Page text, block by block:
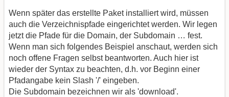
Wenn später das erstellte Paket installiert wird, müssen
auch die Verzeichnispfade eingerichtet werden. Wir legen
jetzt die Pfade für die Domain, der Subdomain … fest.
Wenn man sich folgendes Beispiel anschaut, werden sich
noch offene Fragen selbst beantworten. Auch hier ist
wieder der Syntax zu beachten, d.h. vor Beginn einer
Pfadangabe kein Slash '/' eingeben.
Die Subdomain bezeichnen wir als 'download'.